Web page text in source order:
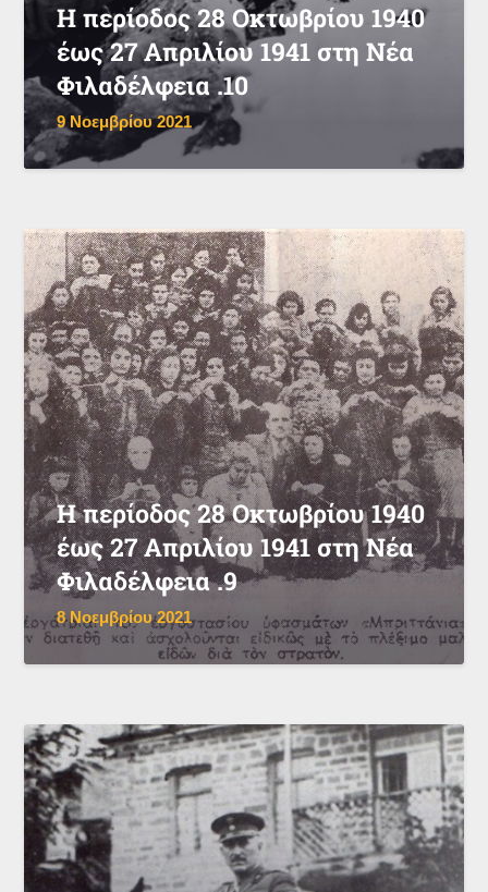
Η περίοδος 28 Οκτωβρίου 1940
έως 27 Απριλίου 1941 στη Νέα
Φιλαδέλφεια .10
9 Νοεμβρίου 2021
Η περίοδος 28 Οκτωβρίου 1940
έως 27 Απριλίου 1941 στη Νέα
Φιλαδέλφεια .9
8 Νοεμβρίου 2021